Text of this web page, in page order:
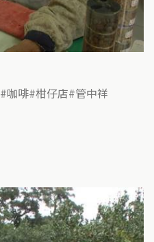
咖啡 柑仔店 管中祥